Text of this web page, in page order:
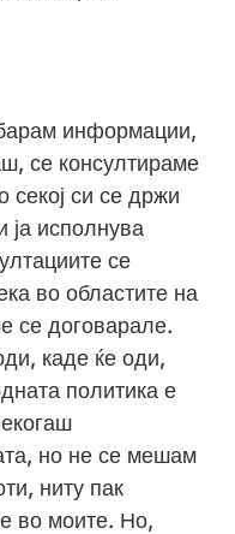
информации,
се консултираме
си се држи
ја исполнува
се
во областите на
се договарале.
каде ќе оди,
политика е
но не се мешам
ниту пак
во моите. Но,